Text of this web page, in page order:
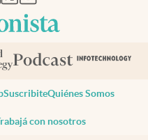
SuscribiteQuiénes Somos
con nosotros